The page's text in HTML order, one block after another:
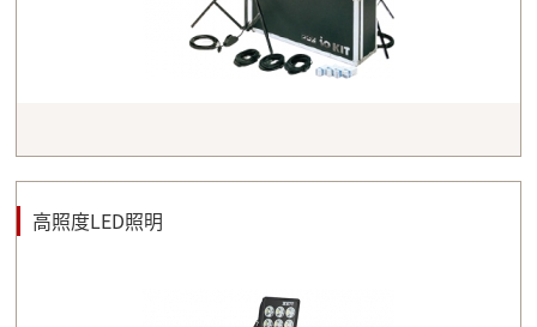
高照度LED照明